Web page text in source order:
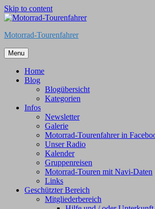
Skip to content
Motorrad-Tourenfahrer
Menu
Home
Blog
Blogübersicht
Kategorien
Infos
Newsletter
Galerie
Motorrad-Tourenfahrer in
Unser Radio
Kalender
Gruppenreisen
Motorrad-Touren mit Navi-Daten
Links
Geschützter Bereich
Mitgliederbereich